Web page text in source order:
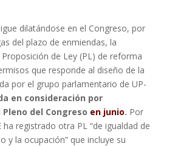
dilatándose en el Congreso, por
del plazo de enmiendas, la
de Ley (PL) de reforma
que responde al diseño de la
por el grupo parlamentario de UP-
en consideración por
del Congreso en junio. Por
ha registrado otra PL “de igualdad de
y la ocupación” que incluye su